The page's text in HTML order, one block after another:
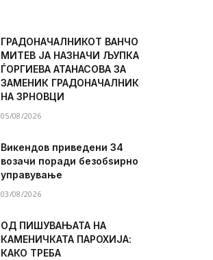
ГРАДОНАЧАЛНИКОТ ВАНЧО
МИТЕВ ЈА НАЗНАЧИ ЉУПКА
ЃОРГИЕВА АТАНАСОВА ЗА
ЗАМЕНИК ГРАДОНАЧАЛНИК
НА ЗРНОВЦИ
05/08/2026
Викендов приведени 34
возачи поради безобѕирно
управување
03/08/2026
ОД ПИШУВАЊАТА НА
КАМЕНИЧКАТА ПАРОХИЈА:
КАКО ТРЕБА